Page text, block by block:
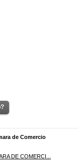
de Comercio
DE COMERCI...